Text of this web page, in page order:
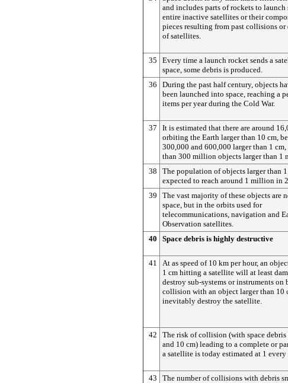
and includes parts of rockets to launch
entire inactive satellites or their
pieces resulting from past collisions or
of satellites.
35
Every time a launch rocket sends a
space, some debris is produced.
36
During the past half century, objects
been launched into space, reaching a
items per year during the Cold War.
37
It is estimated that there are around
orbiting the Earth larger than 10 cm,
300,000 and 600,000 larger than 1 cm,
than 300 million objects larger than 1
38
The population of objects larger than
expected to reach around 1 million in
39
The vast majority of these objects are
space, but in the orbits used for
telecommunications, navigation and
Observation satellites.
40
Space debris is highly destructive
41
At as speed of 10 km per hour, an
1 cm hitting a satellite will at least
destroy sub-systems or instruments on
collision with an object larger than 10
inevitably destroy the satellite.
42
The risk of collision (with space debris
and 10 cm) leading to a complete or
a satellite is today estimated at 1 every
43
The number of collisions with debris